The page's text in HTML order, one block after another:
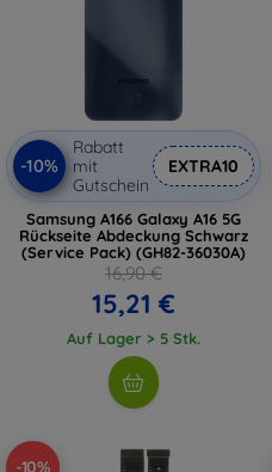
-10%
Rabatt
mit
Gutschein
EXTRA10
Samsung A166 Galaxy A16 5G
Rückseite Abdeckung Schwarz
(Service Pack) (GH82-36030A)
16,90 €
15,21 €
Auf Lager > 5 Stk.
-10%